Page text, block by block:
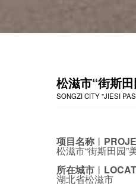
松滋市“街斯
SONGZI CITY "JIESI
项目名称
松滋市“街斯田园”
所在城市
湖北省松滋市